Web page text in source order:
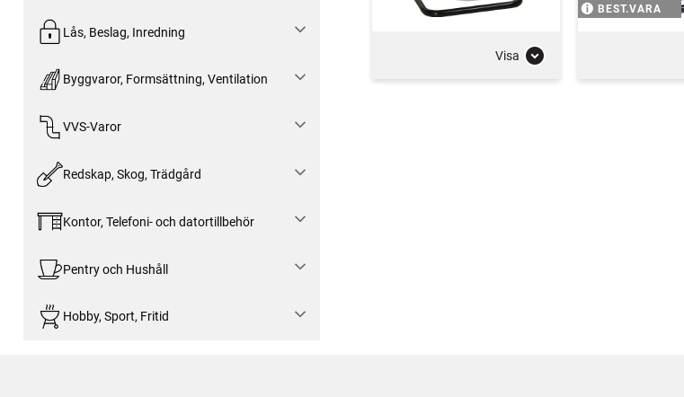
Lås, Beslag, Inredning
Byggvaror, Formsättning, Ventilation
VVS-Varor
Redskap, Skog, Trädgård
Kontor, Telefoni- och datortillbehör
Pentry och Hushåll
Hobby, Sport, Fritid
Visa
BEST.VARA